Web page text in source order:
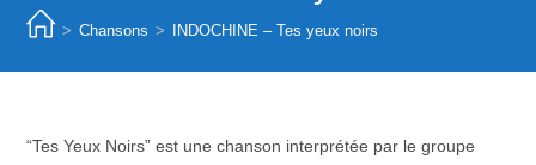
> Chansons > INDOCHINE – Tes yeux noirs
“Tes Yeux Noirs” est une chanson interprétée par le groupe